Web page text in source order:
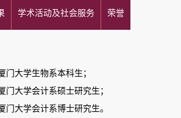
学术活动及社会服务 荣誉
大学生物系本科生；
大学会计系硕士研究生；
大学会计系博士研究生。